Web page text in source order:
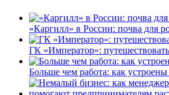
«Каргилл» в России: почва для
ГК «Император»:
Больше чем работа: как